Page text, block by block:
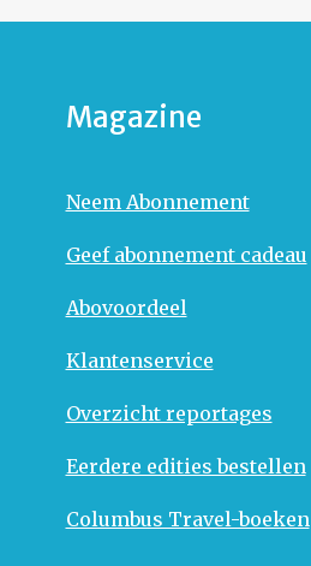
Magazine
Neem Abonnement
Geef abonnement cadeau
Abovoordeel
Klantenservice
Overzicht reportages
Eerdere edities bestellen
Columbus Travel-boeken